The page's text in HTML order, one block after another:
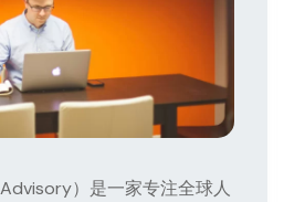
）是一家专注全球人